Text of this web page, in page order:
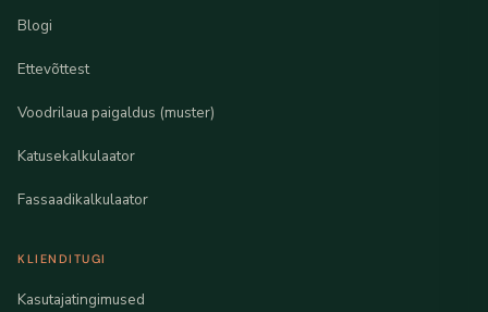
Blogi
Ettevõttest
Voodrilaua paigaldus (muster)
Katusekalkulaator
Fassaadikalkulaator
KLIENDITUGI
Kasutajatingimused